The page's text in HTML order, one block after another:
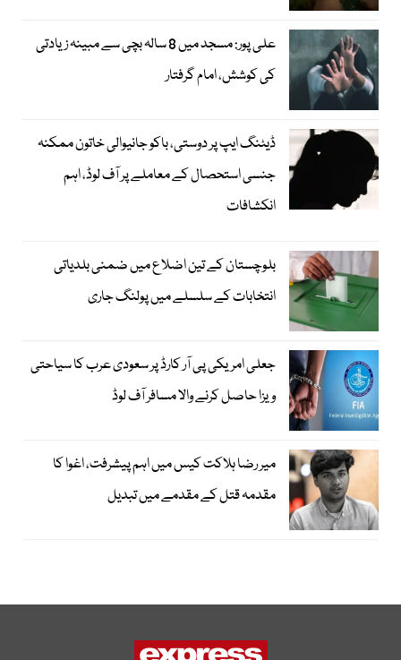
علی پور: مسجد میں 8 سالہ بچی سے مبینہ زیادتی
کی کوشش، امام گرفتار
ڈیٹنگ ایپ پر دوستی، باکو جانیوالی خاتون ممکنہ
جنسی استحصال کے معاملے پر آف لوڈ، اہم
انکشافات
بلوچستان کے تین اضلاع میں ضمنی بلدیاتی
انتخابات کے سلسلے میں پولنگ جاری
جعلی امریکی پی آر کارڈ پر سعودی عرب کا سیاحتی
ویزا حاصل کرنے والا مسافر آف لوڈ
میر رضا ہلاکت کیس میں اہم پیشرفت، اغوا کا
مقدمہ قتل کے مقدمے میں تبدیل